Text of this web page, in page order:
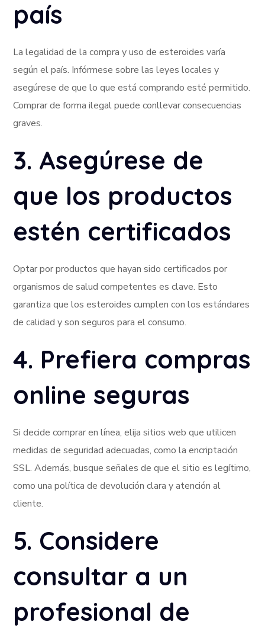
país
La legalidad de la compra y uso de esteroides varía
según el país. Infórmese sobre las leyes locales y
asegúrese de que lo que está comprando esté permitido.
Comprar de forma ilegal puede conllevar consecuencias
graves.
3. Asegúrese de
que los productos
estén certificados
Optar por productos que hayan sido certificados por
organismos de salud competentes es clave. Esto
garantiza que los esteroides cumplen con los estándares
de calidad y son seguros para el consumo.
4. Prefiera compras
online seguras
Si decide comprar en línea, elija sitios web que utilicen
medidas de seguridad adecuadas, como la encriptación
SSL. Además, busque señales de que el sitio es legítimo,
como una política de devolución clara y atención al
cliente.
5. Considere
consultar a un
profesional de